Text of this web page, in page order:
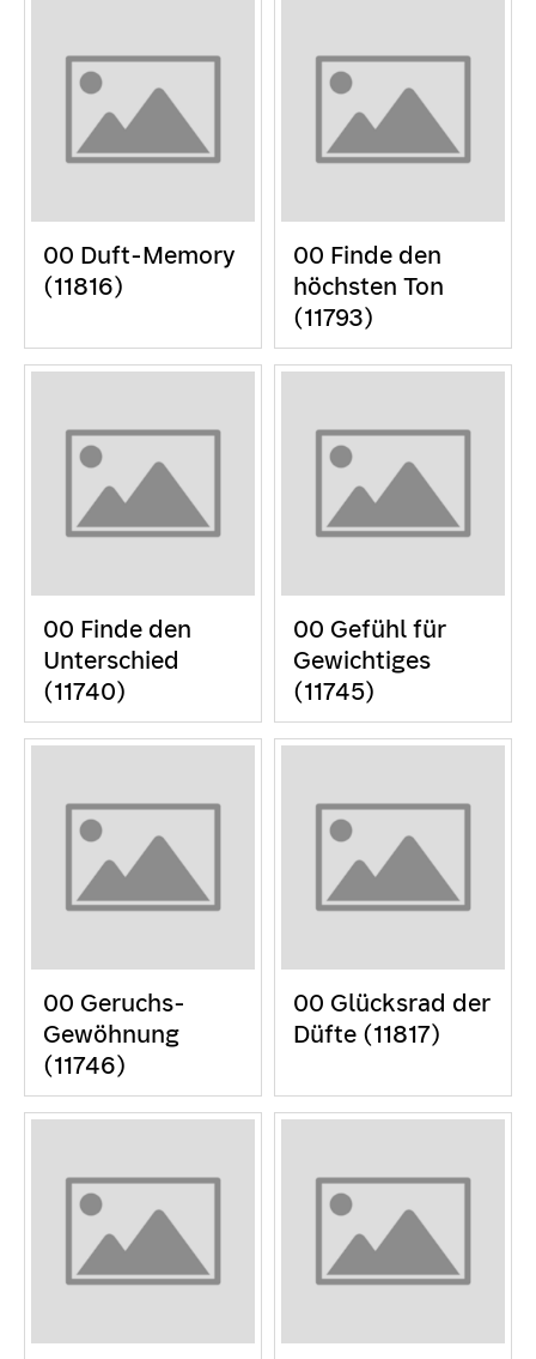
00 Duft-Memory
(11816)
00 Finde den
höchsten Ton
(11793)
00 Finde den
Unterschied
(11740)
00 Gefühl für
Gewichtiges
(11745)
00 Geruchs-
Gewöhnung
(11746)
00 Glücksrad der
Düfte (11817)